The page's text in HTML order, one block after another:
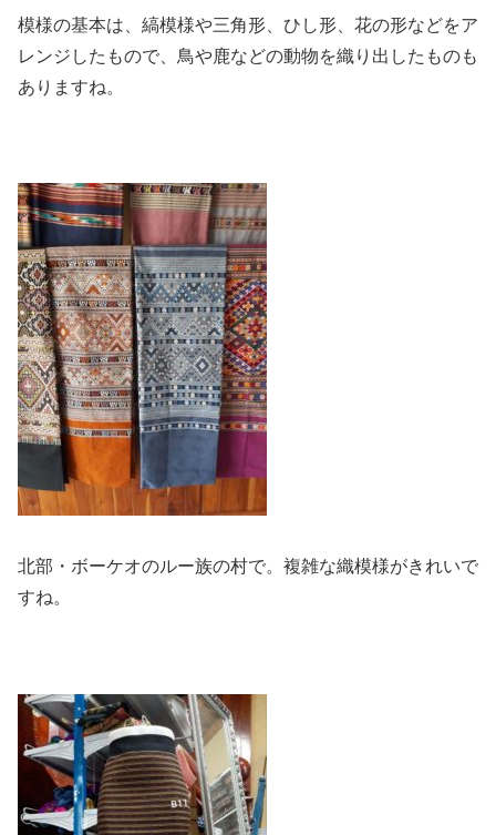
模様の基本は、縞模様や三角形、ひし形、花の形などをア
レンジしたもので、鳥や鹿などの動物を織り出したものも
ありますね。
北部・ボーケオのルー族の村で。複雑な織模様がきれいで
すね。